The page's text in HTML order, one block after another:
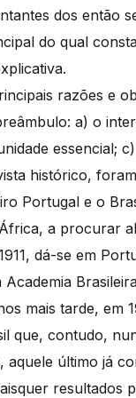
dos então
do qual
razões e
a) o
essencial;
histórico, foram
Portugal e o
a procurar
dá-se em
Academia
mais tarde, em
que, contudo,
último já
resultados